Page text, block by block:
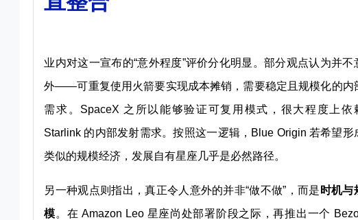
业内对这一宣布的“意外程度”评价分化明显。部分观点认为并不
外——可重复使用火箭要实现成本摊销，需要稳定且规模化的内
需求。SpaceX 之所以能够验证可复用模式，很大程度上依
Starlink 的内部发射需求。按照这一逻辑，Blue Origin 若希望形
类似的规模经济，发展自有星座几乎是必然路径。
另一种观点则指出，真正令人意外的并非“做不做”，而是 时机与
模。在 Amazon Leo 星座尚处部署阶段之际，再推出一个